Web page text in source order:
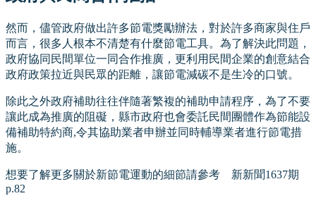
然而，儘管政府做出許多節電獎勵辦法，對於許多商家與住戶
而言，很多人根本不清楚有什麼節電工具。為了解決此問題，
政府協同民間單位一同合作推廣，更利用民間企業的創意結合
政府政策拉近與民眾的距離，讓節電減碳不是生冷的口號。
除此之外政府補助往往伴隨著繁複的補助申請程序，為了不要
讓此成為推廣的阻礙，縣市政府也會委託民間團體作為節能設
備補助特約商,令其協助業者申辦並同時輔導業者進行節電措
施。
想要了解更多關於新節電運動的細節請參考 新新聞1637期
p.82